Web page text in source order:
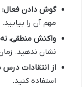
گوش دادن فعال:
مهم آن را بیابید.
واکنش منطقی،
نشان ندهید.
از انتقادات درس
استفاده کنید.